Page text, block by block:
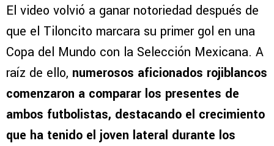
El video volvió a ganar notoriedad después de
que el Tiloncito marcara su primer gol en una
Copa del Mundo con la Selección Mexicana. A
raíz de ello, numerosos aficionados rojiblancos
comenzaron a comparar los presentes de
ambos futbolistas, destacando el crecimiento
que ha tenido el joven lateral durante los